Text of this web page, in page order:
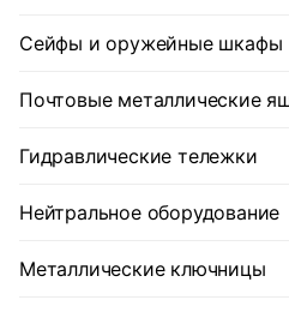
Сейфы и оружейные шкафы
Почтовые металлические
Гидравлические тележки
Нейтральное оборудование
Металлические ключницы